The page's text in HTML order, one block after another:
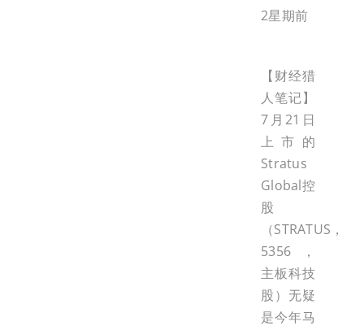
2星期前
【财经猎
人笔记】
7月21日
上市的
Stratus
Global控
股
（STRATUS，
5356，
主板科技
股）无疑
是今年马